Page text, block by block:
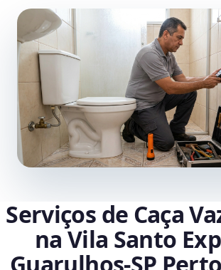
Serviços de Caça
na Vila Santo